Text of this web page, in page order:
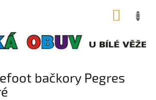
bačkory Pegres